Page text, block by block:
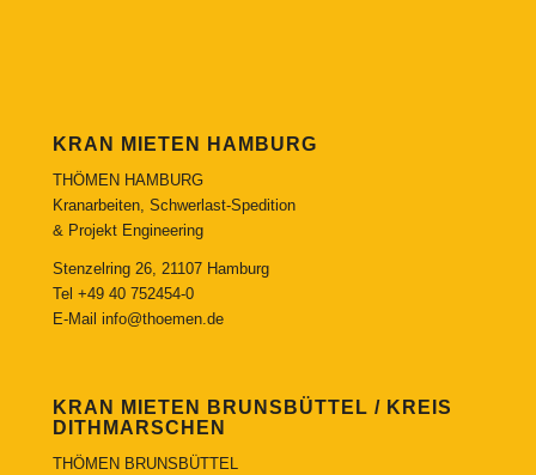
KRAN MIETEN HAMBURG
THÖMEN HAMBURG
Kranarbeiten, Schwerlast-Spedition
& Projekt Engineering
Stenzelring 26, 21107 Hamburg
Tel +49 40 752454-0
E-Mail info@thoemen.de
KRAN MIETEN BRUNSBÜTTEL / KREIS
DITHMARSCHEN
THÖMEN BRUNSBÜTTEL